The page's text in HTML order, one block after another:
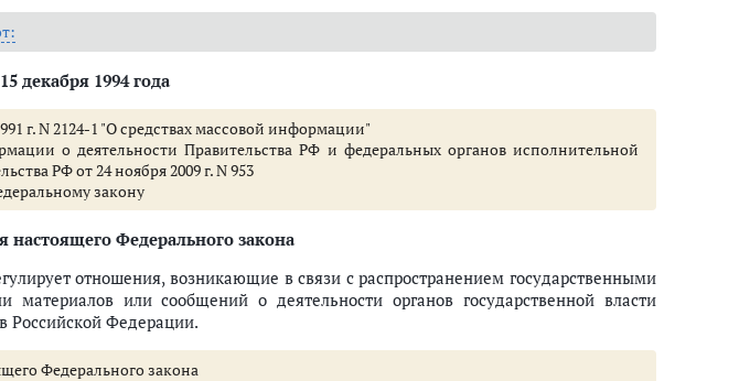
деятельности органов государственной власти в государственных средствах массовой информации
в связи с принятием настоящего Федерального закона
декабря 1994 года
г. N 2124-1 "О средствах массовой информации"
о деятельности Правительства РФ и федеральных органов исполнительной
РФ от 24 ноября 2009 г. N 953
закону
настоящего Федерального закона
отношения, возникающие в связи с распространением государственными
материалов или сообщений о деятельности органов государственной власти
Российской Федерации.
Федерального закона